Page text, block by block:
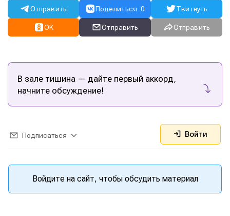
Отправить Поделиться 0 Твитнуть
OK Отправить Отправить
В зале тишина — дайте первый аккорд,
начните обсуждение!
Подписаться Войти
Войдите на сайт, чтобы обсудить материал